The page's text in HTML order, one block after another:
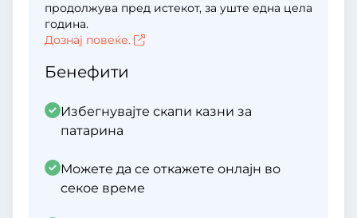
продолжува пред истекот, за уште една цела
година.
Дознај повеќе.
Бенефити
Избегнувајте скапи казни за
патарина
Можете да се откажете онлајн во
секое време